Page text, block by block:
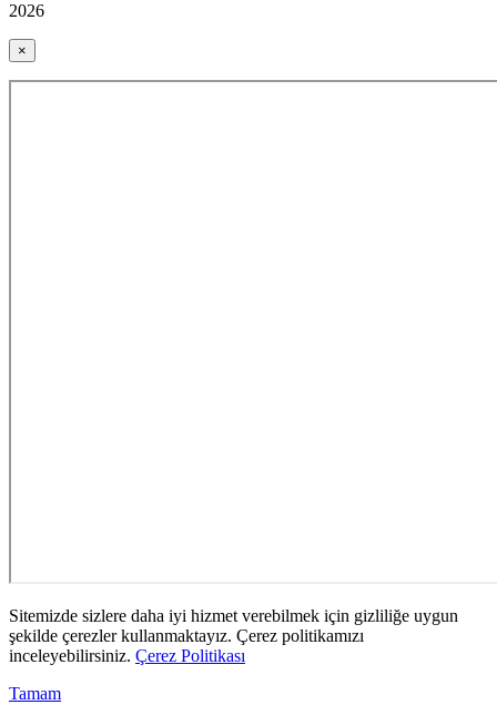
2026
×
Sitemizde sizlere daha iyi hizmet verebilmek için gizliliğe uygun
şekilde çerezler kullanmaktayız. Çerez politikamızı
inceleyebilirsiniz. Çerez Politikası
Tamam